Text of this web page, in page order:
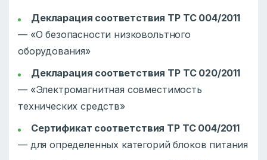
Декларация соответствия ТР ТС 004/2011
— «О безопасности низковольтного
оборудования»
Декларация соответствия ТР ТС 020/2011
— «Электромагнитная совместимость
технических средств»
Сертификат соответствия ТР ТС 004/2011
— для определенных категорий блоков питания